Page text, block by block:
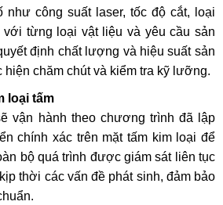
như công suất laser, tốc độ cắt, loại
từng loại vật liệu và yêu cầu sản
định chất lượng và hiệu suất sản
chăm chút và kiểm tra kỹ lưỡng.
loại tấm
vận hành theo chương trình đã lập
chính xác trên mặt tấm kim loại để
bộ quá trình được giám sát liên tục
thời các vấn đề phát sinh, đảm bảo